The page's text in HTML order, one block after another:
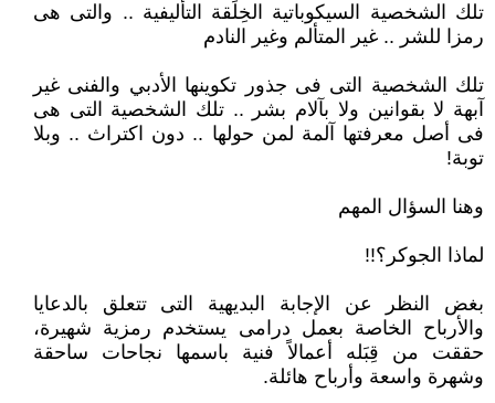
تلك الشخصية السيكوباتية الخِلَقة التأليفية .. والتى هى
رمزا للشر .. غير المتألم وغير النادم
تلك الشخصية التى فى جذور تكوينها الأدبي والفنى غير
آبهة لا بقوانين ولا بآلام بشر .. تلك الشخصية التى هى
فى أصل معرفتها آلمة لمن حولها .. دون اكتراث .. وبلا
توبة!
وهنا السؤال المهم
لماذا الجوكر؟!!
بغض النظر عن الإجابة البديهية التى تتعلق بالدعايا
والأرباح الخاصة بعمل درامى يستخدم رمزية شهيرة،
حققت من قِبَله أعمالاً فنية باسمها نجاحات ساحقة
وشهرة واسعة وأرباح هائلة.